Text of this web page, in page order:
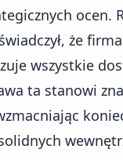
ocen.
że
wszystkie
ta stanowi